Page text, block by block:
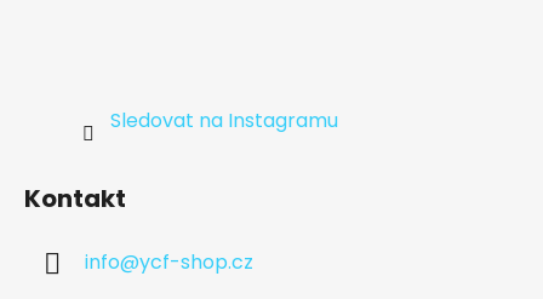
Sledovat na Instagramu
Kontakt
info@ycf-shop.cz